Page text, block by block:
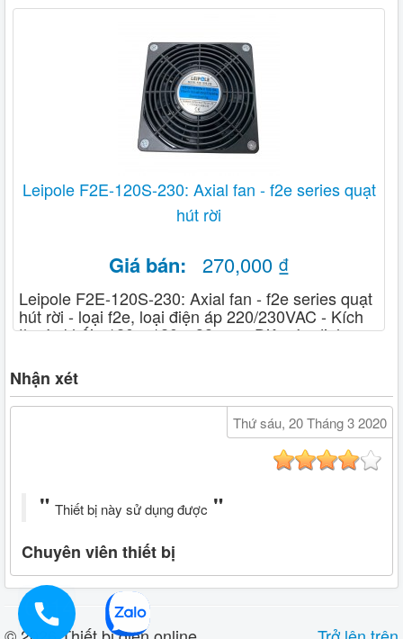
Leipole F2E-120S-230: Axial fan - f2e series quạt
hút rời
Giá bán: 270,000 ₫
Leipole F2E-120S-230: Axial fan - f2e series quạt
hút rời - loại f2e, loại điện áp 220/230VAC - Kích
thước khối : 120 x 120 x 38mm - Điện áp định
145/160 m3/h - Công suất : 17W-50HZ
Nhận xét
Thứ sáu, 20 Tháng 3 2020
Thiết bị này sử dụng được
Chuyên viên thiết bị
0914919933